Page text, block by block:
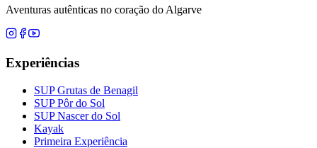
Aventuras autênticas no coração do Algarve
Experiências
SUP Grutas de Benagil
SUP Pôr do Sol
SUP Nascer do Sol
Kayak
Primeira Experiência